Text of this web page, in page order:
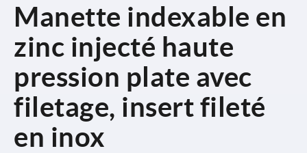
Manette indexable en
zinc injecté haute
pression plate avec
filetage, insert fileté
en inox